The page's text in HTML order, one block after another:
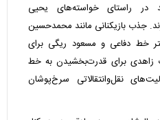
در راستای خواسته‌های یحیی
جذب بازیکنانی مانند محمدحسین
خط دفاعی و مسعود ریگی برای
زاهدی برای قدرت‌بخشیدن به خط
نقل‌وانتقالاتی سرخ‌پوشان